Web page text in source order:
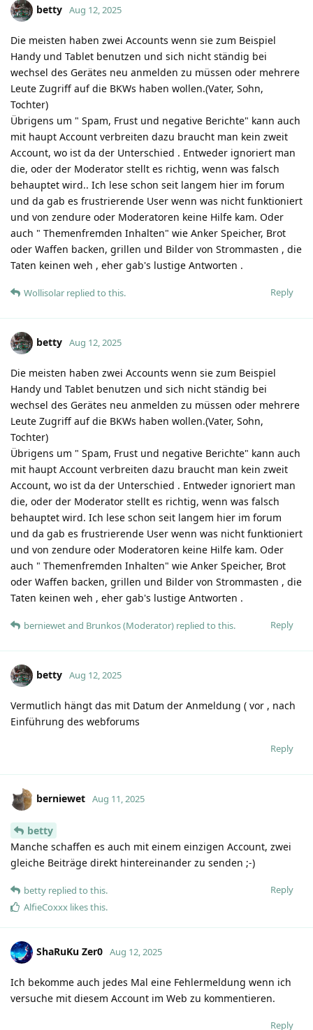
betty Aug 12, 2025
Die meisten haben zwei Accounts wenn sie zum Beispiel
Handy und Tablet benutzen und sich nicht ständig bei
wechsel des Gerätes neu anmelden zu müssen oder mehrere
Leute Zugriff auf die BKWs haben wollen.(Vater, Sohn,
Tochter)
Übrigens um " Spam, Frust und negative Berichte" kann auch
mit haupt Account verbreiten dazu braucht man kein zweit
Account, wo ist da der Unterschied . Entweder ignoriert man
die, oder der Moderator stellt es richtig, wenn was falsch
behauptet wird.. Ich lese schon seit langem hier im forum
und da gab es frustrierende User wenn was nicht funktioniert
und von zendure oder Moderatoren keine Hilfe kam. Oder
auch " Themenfremden Inhalten" wie Anker Speicher, Brot
oder Waffen backen, grillen und Bilder von Strommasten , die
Taten keinen weh , eher gab's lustige Antworten .
Reply
Wollisolar replied to this.
betty Aug 12, 2025
Die meisten haben zwei Accounts wenn sie zum Beispiel
Handy und Tablet benutzen und sich nicht ständig bei
wechsel des Gerätes neu anmelden zu müssen oder mehrere
Leute Zugriff auf die BKWs haben wollen.(Vater, Sohn,
Tochter)
Übrigens um " Spam, Frust und negative Berichte" kann auch
mit haupt Account verbreiten dazu braucht man kein zweit
Account, wo ist da der Unterschied . Entweder ignoriert man
die, oder der Moderator stellt es richtig, wenn was falsch
behauptet wird. Ich lese schon seit langem hier im forum
und da gab es frustrierende User wenn was nicht funktioniert
und von zendure oder Moderatoren keine Hilfe kam. Oder
auch " Themenfremden Inhalten" wie Anker Speicher, Brot
oder Waffen backen, grillen und Bilder von Strommasten , die
Taten keinen weh , eher gab's lustige Antworten .
Reply
berniewetand Brunkos (Moderator) replied to this.
betty Aug 12, 2025
Vermutlich hängt das mit Datum der Anmeldung ( vor , nach
Einführung des webforums
Reply
berniewet Aug 11, 2025
betty
Manche schaffen es auch mit einem einzigen Account, zwei
gleiche Beiträge direkt hintereinander zu senden ;-)
Reply
betty replied to this.
AlfieCoxxx likes this.
ShaRuKu Zer0 Aug 12, 2025
Ich bekomme auch jedes Mal eine Fehlermeldung wenn ich
versuche mit diesem Account im Web zu kommentieren.
Reply